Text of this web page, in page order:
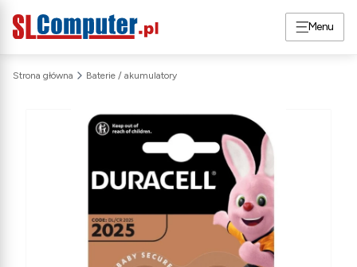
Menu
Strona główna Baterie / akumulatory